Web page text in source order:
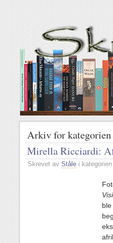
Arkiv for
Mirella Ricciardi:
Skrevet av Ståle i kategorien